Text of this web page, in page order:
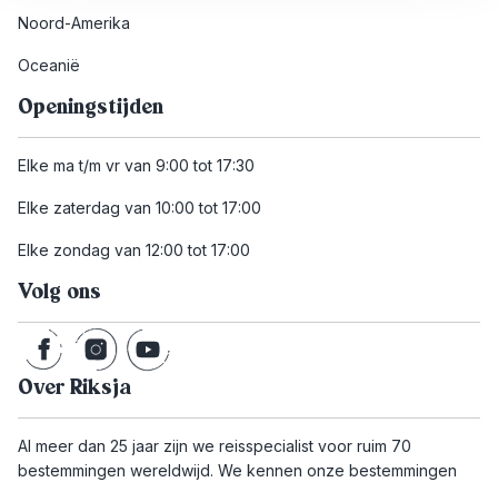
Noord-Amerika
Oceanië
Openingstijden
Elke ma t/m vr van 9:00 tot 17:30
Elke zaterdag van 10:00 tot 17:00
Elke zondag van 12:00 tot 17:00
Volg ons
Over Riksja
Al meer dan 25 jaar zijn we reisspecialist voor ruim 70
bestemmingen wereldwijd. We kennen onze bestemmingen